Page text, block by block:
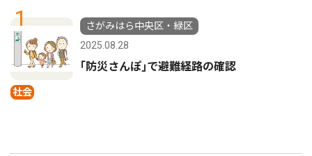
1
社会
さがみはら中央区・緑区
2025.08.28
｢防災さんぽ｣で避難経路の確認